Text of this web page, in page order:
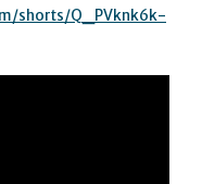
shorts/Q_PVknk6k-